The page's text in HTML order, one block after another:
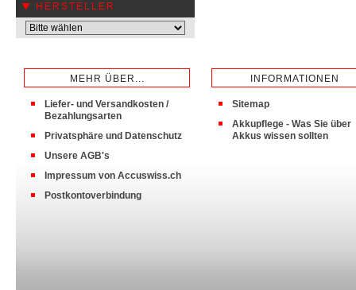
HERSTELLER
MEHR ÜBER...
Liefer- und Versandkosten /
Bezahlungsarten
Privatsphäre und Datenschutz
Unsere AGB's
Impressum von Accuswiss.ch
Postkontoverbindung
INFORMATIONEN
Sitemap
Akkupflege - Was Sie über
Akkus wissen sollten